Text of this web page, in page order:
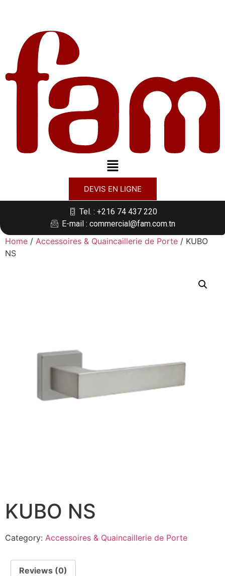
DEVIS EN LIGNE
Tel. : +216 74 437 220
E-mail : commercial@fam.com.tn
Home / Accessoires & Quaincaillerie de Porte / KUBO
NS
KUBO NS
Category: Accessoires & Quaincaillerie de Porte
Reviews (0)